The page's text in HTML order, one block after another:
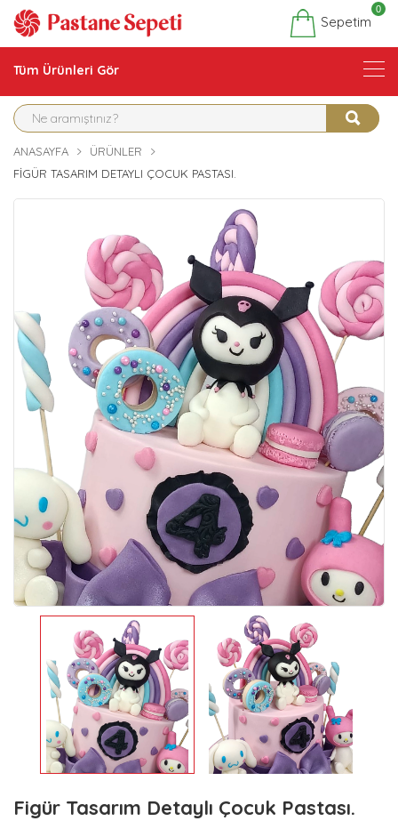
Sepetim
0
Tüm Ürünleri Gör
ANASAYFA
ÜRÜNLER
FIGÜR TASARIM DETAYLI ÇOCUK PASTASI.
Figür Tasarım Detaylı Çocuk Pastası.